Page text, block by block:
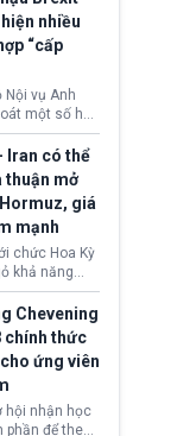
định cư. Từ
mắc viêm
viêm gan C
bị mặc
đáp ứng tiêu
khỏe chỉ vì
trị khi nộp hồ
nhiều
“cấp
Nội vụ Anh
một số hồ
trình
(EU
Scheme -
khi xác định
hợp được cấp
trú hậu
nhầm lẫn”.
làm dấy
về việc thực
Rút khỏi
châu Âu
Iran có thể
thuận mở
giá
mạnh
chức Hoa Kỳ
khả năng
thuận với
mở lại eo biển
đường cho
hoạt
hải. Những
giao tích
tức tác động
năng
Chevening
chính thức
ứng viên
hội nhận học
phần để theo